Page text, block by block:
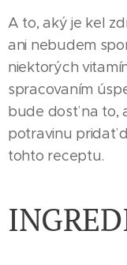
A to, aký je kel
ani nebudem
niektorých
spracovaním
bude dosť na to,
potravinu pridať
tohto receptu.